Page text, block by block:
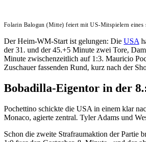
Folarin Balogun (Mitte) feiert mit US-Mitspielern eines
Der Heim-WM-Start ist gelungen: Die USA
der 31. und der 45.+5 Minute zwei Tore,
Minute zwischenzeitlich auf 1:3. Mauricio
Zuschauer fassenden Rund, kurz nach der
Bobadilla-Eigentor in der
Pochettino schickte die USA in einem klar
Monaco, agierte zentral. Tyler Adams und
Schon die zweite Strafraumaktion der Partie